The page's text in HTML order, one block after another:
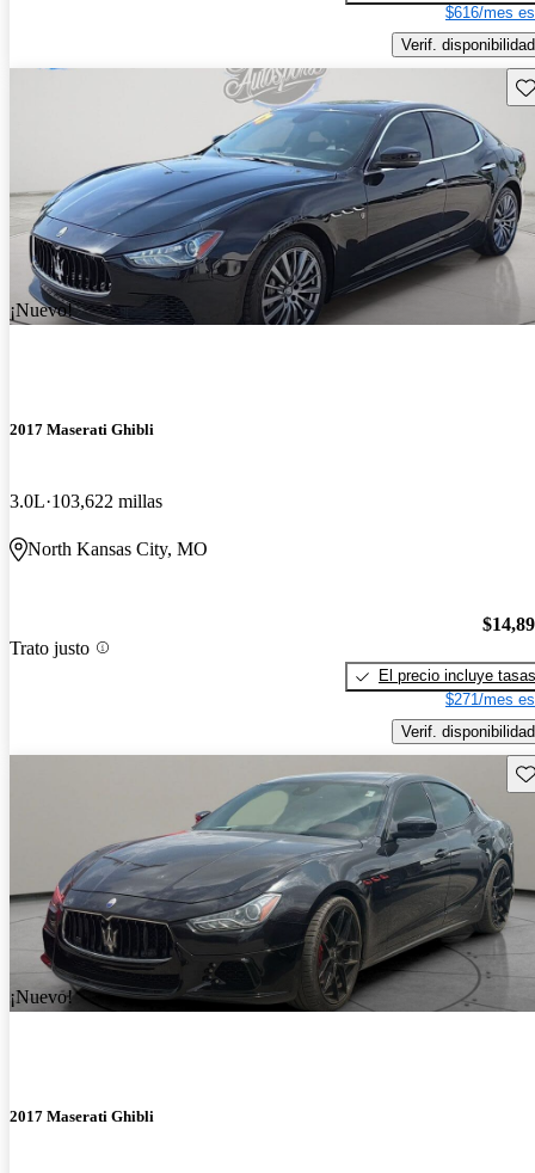
$616/mes
Verif. disponibilidad
¡Nuevo!
2017 Maserati Ghibli
3.0L 103,622 millas
North Kansas City, MO
Trato justo
El precio incluye tasas
$271/mes
Verif. disponibilidad
¡Nuevo!
2017 Maserati Ghibli